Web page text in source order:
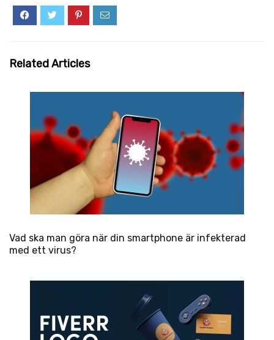
Related Articles
Vad ska man göra när din smartphone är infekterad
med ett virus?